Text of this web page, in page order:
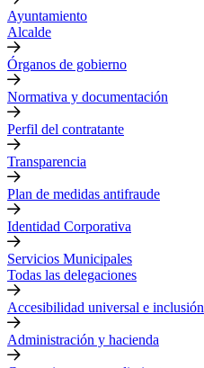
Ayuntamiento
Alcalde
Órganos de gobierno
Normativa y documentación
Perfil del contratante
Transparencia
Plan de medidas antifraude
Identidad Corporativa
Servicios Municipales
Todas las delegaciones
Accesibilidad universal e inclusión
Administración y hacienda